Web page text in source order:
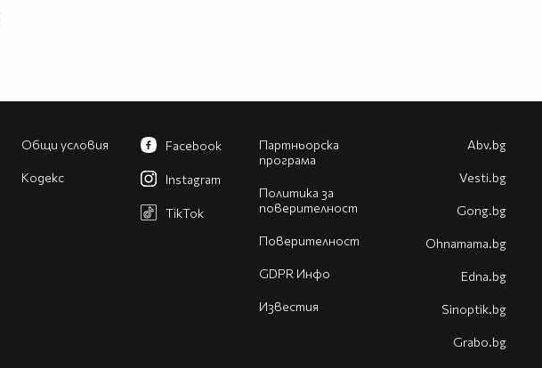
Общи условия
Кодекс
Партньорска
програма
Политика за
поверителност
Поверителност
GDPR Инфо
Известия
Facebook
Instagram
TikTok
Abv.bg
Vesti.bg
Gong.bg
Оhnamama.bg
Edna.bg
Sinoptik.bg
Grabo.bg